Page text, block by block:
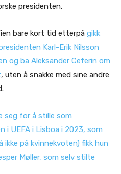
presidenten.
bare kort tid etterpå gikk
Karl-Erik Nilsson
og ba Aleksander Ceferin om
, uten å snakke med sine andre
seg for å stille som
i UEFA i Lisboa i 2023, som
på kvinnekvoten) fikk hun
Møller, som selv stilte